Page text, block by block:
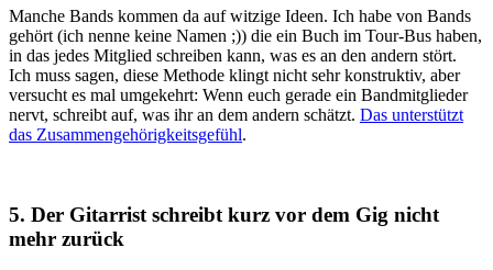
Manche Bands kommen da auf witzige Ideen. Ich habe von Bands
gehört (ich nenne keine Namen ;)) die ein Buch im Tour-Bus haben,
in das jedes Mitglied schreiben kann, was es an den andern stört.
Ich muss sagen, diese Methode klingt nicht sehr konstruktiv, aber
versucht es mal umgekehrt: Wenn euch gerade ein Bandmitglieder
nervt, schreibt auf, was ihr an dem andern schätzt. Das unterstützt
das Zusammengehörigkeitsgefühl.
5. Der Gitarrist schreibt kurz vor dem Gig nicht
mehr zurück